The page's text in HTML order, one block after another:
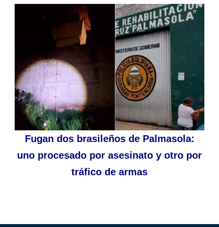
Fugan dos brasileños de Palmasola:
uno procesado por asesinato y otro por
tráfico de armas